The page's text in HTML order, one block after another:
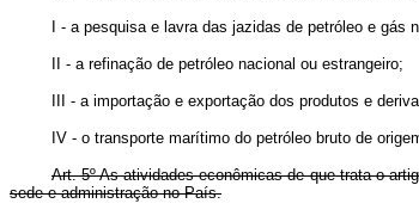
I - a pesquisa e lavra das jazidas de petróleo e gás
II - a refinação de petróleo nacional ou estrangeiro;
III - a importação e exportação dos produtos e
IV - o transporte marítimo do petróleo bruto de
Art. 5º As atividades econômicas de que trata o
sede e administração no País.